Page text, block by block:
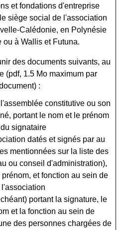
et fondations d'entreprise
siège social de l'association
Calédonie, en Polynésie
ou à Wallis et Futuna.
des documents suivants, au
(pdf, 1.5 Mo maximum par
:
constitutive ou son
portant le nom et le prénom
du signataire
datés et signés par au
mentionnées sur la liste des
ou conseil d'administration),
et fonction au sein de
l'association
portant la signature, le
et la fonction au sein de
des personnes chargées de